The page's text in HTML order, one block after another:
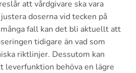
att vårdgivare ska vara
doserna vid tecken på
fall kan det bli aktuellt att
tidigare än vad som
riktlinjer. Dessutom kan
leverfunktion behöva en lägre